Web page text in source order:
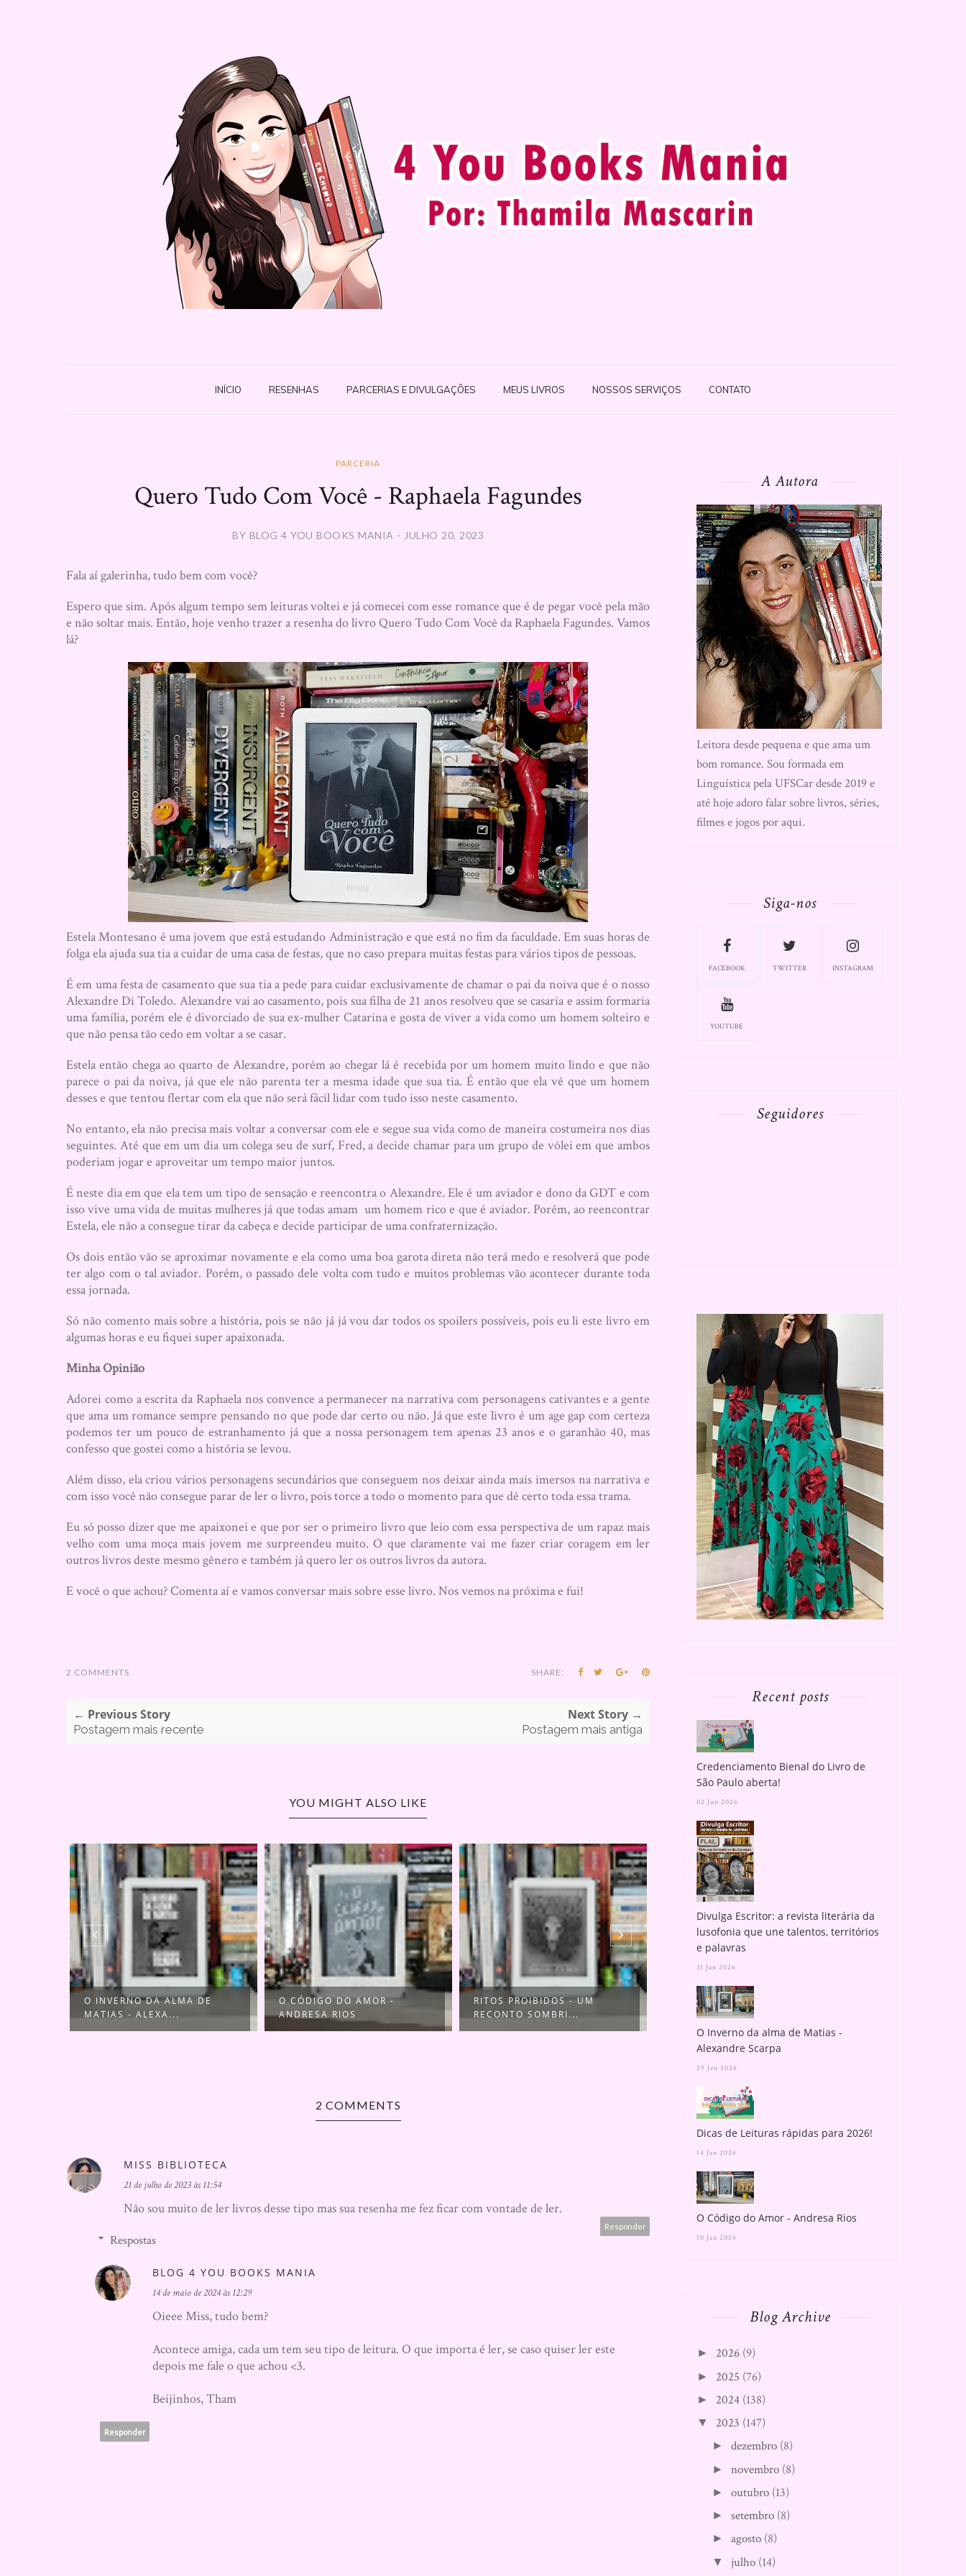
INÍCIO RESENHAS PARCERIAS E DIVULGAÇÕES MEUS LIVROS NOSSOS SERVIÇOS CONTATO
PARCERIA
Quero Tudo Com Você - Raphaela Fagundes
BY BLOG 4 YOU BOOKS MANIA - JULHO 20, 2023
Fala aí galerinha, tudo bem com você?
Espero que sim. Após algum tempo sem leituras voltei e já comecei com esse romance que é de pegar você pela mão
e não soltar mais. Então, hoje venho trazer a resenha do livro Quero Tudo Com Você da Raphaela Fagundes. Vamos
lá?
Estela Montesano é uma jovem que está estudando Administração e que está no fim da faculdade. Em suas horas de
folga ela ajuda sua tia a cuidar de uma casa de festas, que no caso prepara muitas festas para vários tipos de pessoas.
É em uma festa de casamento que sua tia a pede para cuidar exclusivamente de chamar o pai da noiva que é o nosso
Alexandre Di Toledo. Alexandre vai ao casamento, pois sua filha de 21 anos resolveu que se casaria e assim formaria
uma família, porém ele é divorciado de sua ex-mulher Catarina e gosta de viver a vida como um homem solteiro e
que não pensa tão cedo em voltar a se casar.
Estela então chega ao quarto de Alexandre, porém ao chegar lá é recebida por um homem muito lindo e que não
parece o pai da noiva, já que ele não parenta ter a mesma idade que sua tia. É então que ela vê que um homem
desses e que tentou flertar com ela que não será fácil lidar com tudo isso neste casamento.
No entanto, ela não precisa mais voltar a conversar com ele e segue sua vida como de maneira costumeira nos dias
seguintes. Até que em um dia um colega seu de surf, Fred, a decide chamar para um grupo de vôlei em que ambos
poderiam jogar e aproveitar um tempo maior juntos.
É neste dia em que ela tem um tipo de sensação e reencontra o Alexandre. Ele é um aviador e dono da GDT e com
isso vive uma vida de muitas mulheres já que todas amam um homem rico e que é aviador. Porém, ao reencontrar
Estela, ele não a consegue tirar da cabeça e decide participar de uma confraternização.
Os dois então vão se aproximar novamente e ela como uma boa garota direta não terá medo e resolverá que pode
ter algo com o tal aviador. Porém, o passado dele volta com tudo e muitos problemas vão acontecer durante toda
essa jornada.
Só não comento mais sobre a história, pois se não já já vou dar todos os spoilers possíveis, pois eu li este livro em
algumas horas e eu fiquei super apaixonada.
Minha Opinião
Adorei como a escrita da Raphaela nos convence a permanecer na narrativa com personagens cativantes e a gente
que ama um romance sempre pensando no que pode dar certo ou não. Já que este livro é um age gap com certeza
podemos ter um pouco de estranhamento já que a nossa personagem tem apenas 23 anos e o garanhão 40, mas
confesso que gostei como a história se levou.
Além disso, ela criou vários personagens secundários que conseguem nos deixar ainda mais imersos na narrativa e
com isso você não consegue parar de ler o livro, pois torce a todo o momento para que dê certo toda essa trama.
Eu só posso dizer que me apaixonei e que por ser o primeiro livro que leio com essa perspectiva de um rapaz mais
velho com uma moça mais jovem me surpreendeu muito. O que claramente vai me fazer criar coragem em ler
outros livros deste mesmo gênero e também já quero ler os outros livros da autora.
E você o que achou? Comenta aí e vamos conversar mais sobre esse livro. Nos vemos na próxima e fui!
2 COMMENTS SHARE:
← Previous Story
Postagem mais recente
Next Story →
Postagem mais antiga
YOU MIGHT ALSO LIKE
O INVERNO DA ALMA DE
MATIAS - ALEXA...
O CÓDIGO DO AMOR -
ANDRESA RIOS
RITOS PROIBIDOS - UM
RECONTO SOMBRI...
AS CRÔNICAS DE CELLENIUS
- LUAN PAC...
2 COMMENTS
MISS BIBLIOTECA
21 de julho de 2023 às 11:54
Não sou muito de ler livros desse tipo mas sua resenha me fez ficar com vontade de ler.
Responder
Respostas
BLOG 4 YOU BOOKS MANIA
14 de maio de 2024 às 12:29
Oieee Miss, tudo bem?
Acontece amiga, cada um tem seu tipo de leitura. O que importa é ler, se caso quiser ler este
depois me fale o que achou <3.
Beijinhos, Tham
Responder
A Autora
Leitora desde pequena e que ama um
bom romance. Sou formada em
Linguística pela UFSCar desde 2019 e
até hoje adoro falar sobre livros, séries,
filmes e jogos por aqui.
Siga-nos
FACEBOOK TWITTER INSTAGRAM
YOUTUBE
Seguidores
Recent posts
Credenciamento Bienal do Livro de
São Paulo aberta!
02 Jun 2026
Divulga Escritor: a revista literária da
lusofonia que une talentos, territórios
e palavras
31 Jan 2026
O Inverno da alma de Matias -
Alexandre Scarpa
29 Jan 2026
Dicas de Leituras rápidas para 2026!
14 Jan 2026
O Código do Amor - Andresa Rios
10 Jan 2026
Blog Archive
► 2026 (9)
► 2025 (76)
► 2024 (138)
▼ 2023 (147)
► dezembro (8)
► novembro (8)
► outubro (13)
► setembro (8)
► agosto (8)
▼ julho (14)